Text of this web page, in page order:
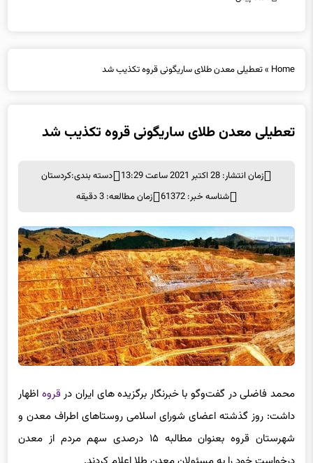
Home
»تعطیلی معدن طلای ساریگونی قروه تکذیب شد
تعطیلی معدن طلای ساریگونی قروه تکذیب شد
زمان انتشار: 28 اکتبر 2021 ساعت 13:29 دسته بندی:کردستان
شناسه خبر: 61372
زمان مطالعه: 3 دقیقه
محمد فاضلی در گفت‌وگو با خبرنگار برگزیده های ایران درقروه اظهار
داشت: روز گذشته اعضای شورای اسلامی روستاهای اطراف معدن و
شهرستان قروه بعنوان مطالبه ۱۵ درصدی سهم مردم از معدن